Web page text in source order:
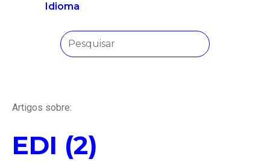
Idioma
Artigos sobre:
EDI (2)